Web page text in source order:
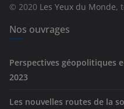
e
s
© 2020 Les Yeux du Monde,
Nos ouvrages
Perspectives géopolitiques
2023
Les nouvelles routes de la